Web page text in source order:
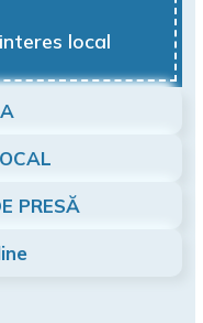
local
PRESĂ